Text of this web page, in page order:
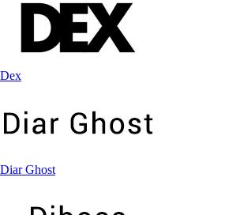
Dex
Diar Ghost